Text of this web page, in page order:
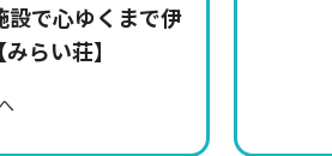
で心ゆくまで伊
らい荘】